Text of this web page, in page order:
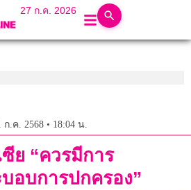
27 ก.ค. 2026
ก.ค. 2568 • 18:04 น.
ซีย “ควรมีการ
อบการปกครอง”